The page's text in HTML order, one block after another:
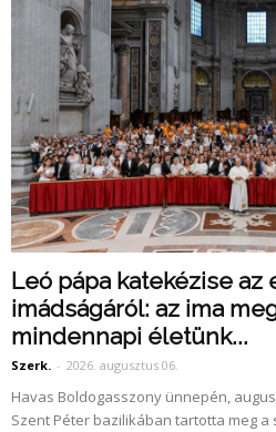
Leó pápa katekézise az
imádságáról: az ima
mindennapi életünk...
Szerk. - 2026. augusztus 06.
Havas Boldogasszony ünnepén,
Szent Péter bazilikában tartotta meg